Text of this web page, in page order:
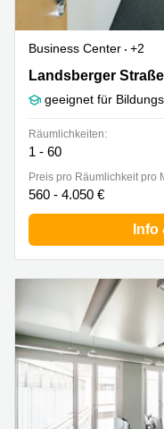
Business Center
+2
Landsberger Straße
geeignet für
Räumlichkeiten:
1 - 60
Preis pro Räumlichkeit pro
560 - 4.050 €